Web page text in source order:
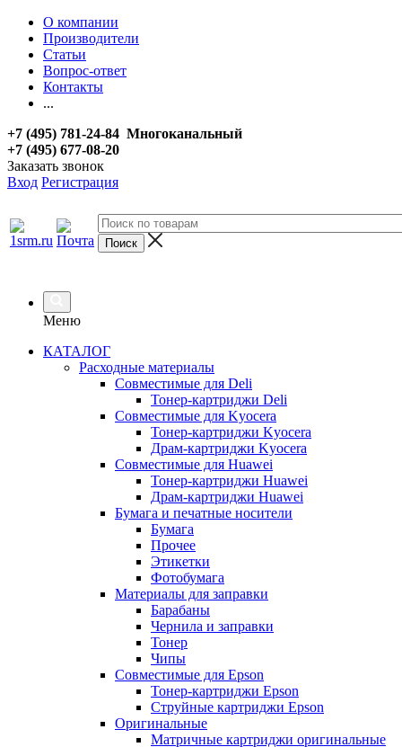
О компании
Производители
Статьи
Вопрос-ответ
Контакты
...
+7 (495) 781-24-84 Многоканальный
+7 (495) 677-08-20
Заказать звонок
Вход Регистрация
Меню
КАТАЛОГ
Расходные материалы
Совместимые для Deli
Тонер-картриджи Deli
Совместимые для Kyocera
Тонер-картриджи Kyocera
Драм-картриджи Kyocera
Совместимые для Huawei
Тонер-картриджи Huawei
Драм-картриджи Huawei
Бумага и печатные носители
Бумага
Прочее
Этикетки
Фотобумага
Материалы для заправки
Барабаны
Чернила и заправки
Тонер
Чипы
Совместимые для Epson
Тонер-картриджи Epson
Струйные картриджи Epson
Оригинальные
Матричные картриджи оригинальные